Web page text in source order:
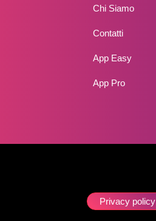
Chi Siamo
Contatti
App Easy
App Pro
Privacy policy